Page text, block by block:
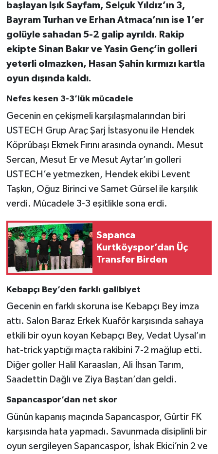
başlayan Işık Sayfam, Selçuk Yıldız’ın 3,
Bayram Turhan ve Erhan Atmaca’nın ise 1’er
golüyle sahadan 5-2 galip ayrıldı. Rakip
ekipte Sinan Bakır ve Yasin Genç’in golleri
yeterli olmazken, Hasan Şahin kırmızı kartla
oyun dışında kaldı.
Nefes kesen 3-3’lük mücadele
Gecenin en çekişmeli karşılaşmalarından biri
USTECH Grup Araç Şarj İstasyonu ile Hendek
Köprübaşı Ekmek Fırını arasında oynandı. Mesut
Sercan, Mesut Er ve Mesut Aytar’ın golleri
USTECH’e yetmezken, Hendek ekibi Levent
Taşkın, Oğuz Birinci ve Samet Gürsel ile karşılık
verdi. Mücadele 3-3 eşitlikle sona erdi.
Sapanca
Kurtköyspor’dan Üç
Transfer Birden
Kebapçı Bey’den farklı galibiyet
Gecenin en farklı skoruna ise Kebapçı Bey imza
attı. Salon Baraz Erkek Kuaför karşısında sahaya
etkili bir oyun koyan Kebapçı Bey, Vedat Uysal’ın
hat-trick yaptığı maçta rakibini 7-2 mağlup etti.
Diğer goller Halil Karaaslan, Ali İhsan Tarım,
Saadettin Dağlı ve Ziya Baştan’dan geldi.
Sapancaspor’dan net skor
Günün kapanış maçında Sapancaspor, Gürtir FK
karşısında hata yapmadı. Savunmada disiplinli bir
oyun sergileyen Sapancaspor, İshak Ekici’nin 2 ve